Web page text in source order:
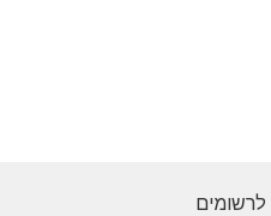
לרשומים